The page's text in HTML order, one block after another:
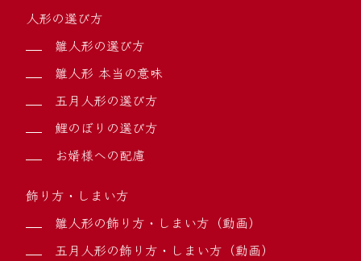
人形の選び方
雛人形の選び方
雛人形 本当の意味
五月人形の選び方
鯉のぼりの選び方
お婿様への配慮
飾り方・しまい方
雛人形の飾り方・しまい方（動画）
五月人形の飾り方・しまい方（動画）